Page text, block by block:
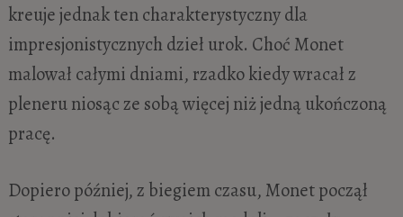
kreuje jednak ten charakterystyczny dla
impresjonistycznych dzieł urok. Choć Monet
malował całymi dniami, rzadko kiedy wracał z
pleneru niosąc ze sobą więcej niż jedną ukończoną
pracę.
Dopiero później, z biegiem czasu, Monet począł